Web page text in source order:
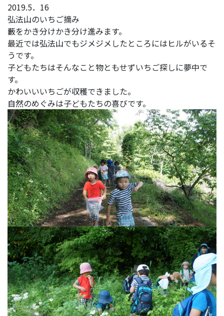
2019.5．16
弘法山のいちご摘み
藪をかき分けかき分け進みます。
最近では弘法山でもジメジメしたところにはヒルがいるそ
うです。
子どもたちはそんなこと物ともせずいちご探しに夢中で
す。
かわいいいちごが収穫できました。
自然のめぐみは子どもたちの喜びです。